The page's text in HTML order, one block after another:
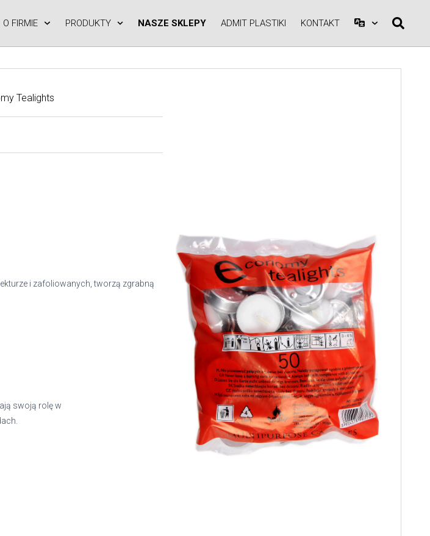
O FIRMIE PRODUKTY NASZE SKLEPY ADMIT PLASTIKI KONTAKT A
Tealights
i zafoliowanych, tworzą zgrabną
swoją rolę w